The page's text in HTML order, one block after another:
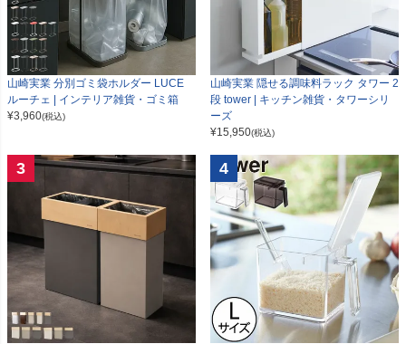
山崎実業 分別ゴミ袋ホルダー LUCE
ルーチェ | インテリア雑貨・ゴミ箱
¥3,960(税込)
山崎実業 隠せる調味料ラック タワー 2
段 tower | キッチン雑貨・タワーシリ
ーズ
¥15,950(税込)
3 4